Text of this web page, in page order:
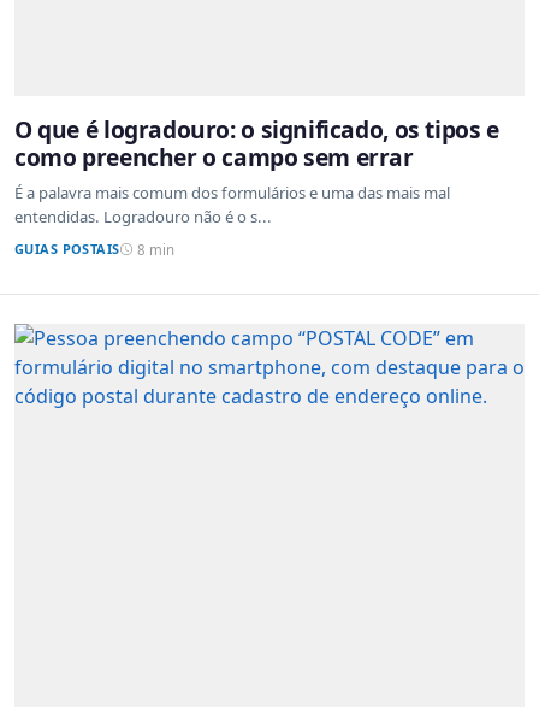
O que é logradouro: o significado, os tipos e
como preencher o campo sem errar
É a palavra mais comum dos formulários e uma das mais mal
entendidas. Logradouro não é o s...
GUIAS POSTAIS 8 min